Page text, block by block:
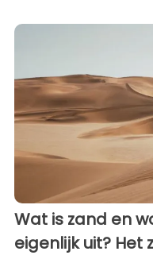
Wat is zand en
eigenlijk uit? Het